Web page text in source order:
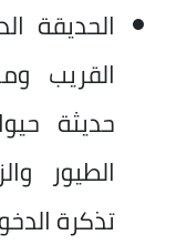
الحديقة
القريب
حديثة
الطيور
تذكرة الدخول 10